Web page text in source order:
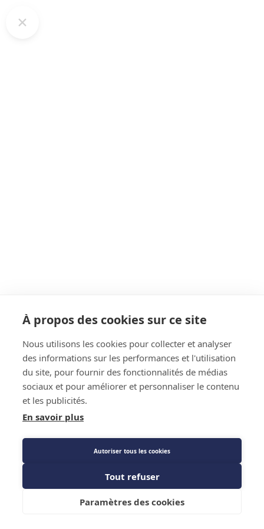
Ajouter au panier
À propos des cookies sur ce site
Nous utilisons les cookies pour collecter et analyser
des informations sur les performances et l'utilisation
du site, pour fournir des fonctionnalités de médias
sociaux et pour améliorer et personnaliser le contenu
et les publicités.
En savoir plus
Autoriser tous les cookies
Tout refuser
Paramètres des cookies